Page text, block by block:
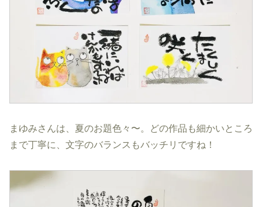
まゆみさんは、夏のお題色々〜。どの作品も細かいところ
まで丁寧に、文字のバランスもバッチリですね！